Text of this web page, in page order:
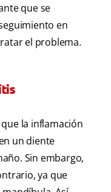
que se
en
el problema.
la inflamación
un diente
Sin embargo,
ya que